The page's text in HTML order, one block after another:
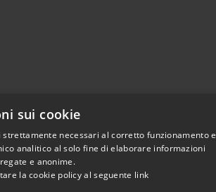
sui cookie
necessari al corretto funzionamento e
analitico al solo fine di elaborare informazioni
e anonime.
la cookie policy al seguente link